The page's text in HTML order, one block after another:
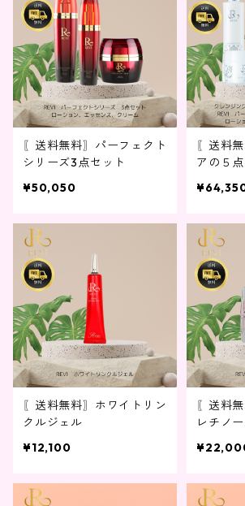
〖送料無料〗パーフェクト
シリーズ3点セット
¥50,050
〖送料
アの５
〖送料無料〗ホワイトリン
クルジェル
¥12,100
〖送料
レチノ